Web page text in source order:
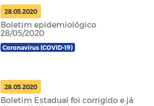
28.05.2020
Boletim epidemiológico
28/05/2020
Coronavírus (COVID-19)
28.05.2020
Boletim Estadual foi corrigido e já